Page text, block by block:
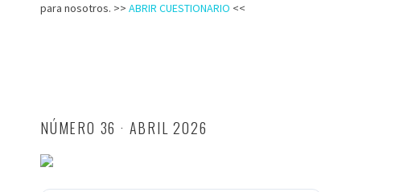
para nosotros. >> ABRIR CUESTIONARIO <<
NÚMERO 36 · ABRIL 2026